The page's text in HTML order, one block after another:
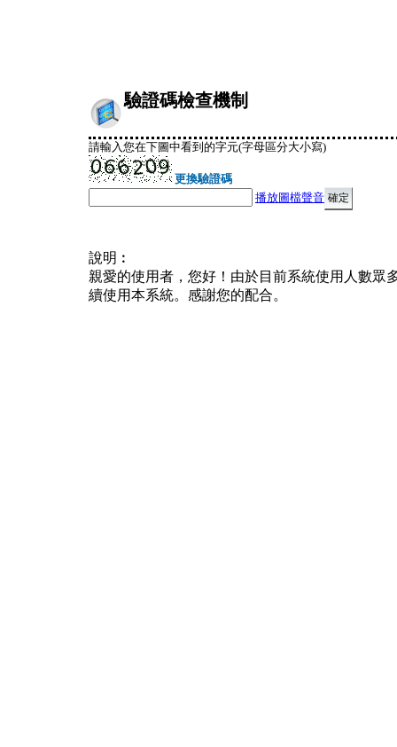
驗證碼檢查機制
請輸入您在下圖中看到的字元(字母區分大小寫)
更換驗證碼
播放圖檔聲音
說明︰
親愛的使用者，您好！由於目前系統使用人數眾
續使用本系統。感謝您的配合。